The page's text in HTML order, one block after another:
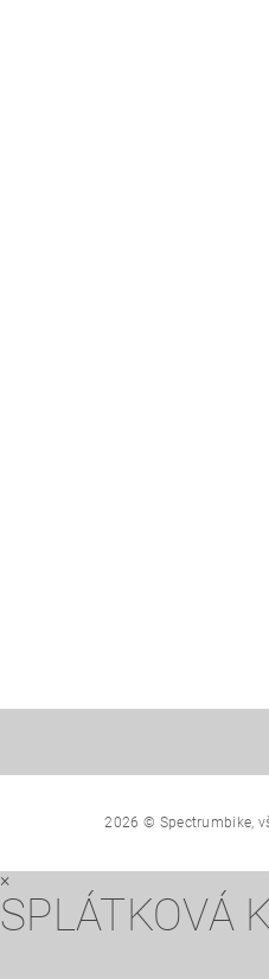
2026 © Spectrumbike,
×
SPLÁTKOVÁ